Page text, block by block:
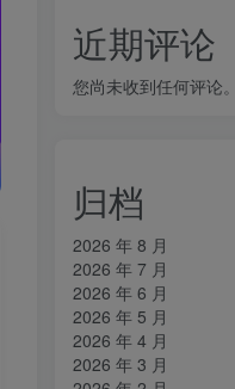
近期评论
您尚未收到任何评论。
归档
2026 年 8 月
2026 年 7 月
2026 年 6 月
2026 年 5 月
2026 年 4 月
2026 年 3 月